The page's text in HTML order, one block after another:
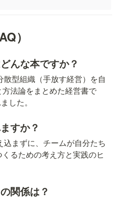
）
んな本ですか？
型組織（手放す経営）を自
法論をまとめた経営書で
した。
すか？
まずに、チームが自分たち
るための考え方と実践のヒ
関係は？